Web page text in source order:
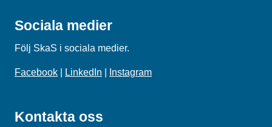
Sociala medier
Följ SkaS i sociala medier.
Facebook LinkedIn Instagram
Kontakta oss